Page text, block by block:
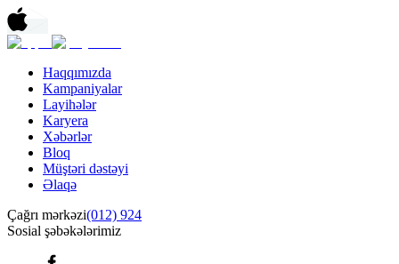
Haqqımızda
Kampaniyalar
Layihələr
Karyera
Xəbərlər
Bloq
Müştəri dəstəyi
Əlaqə
Çağrı mərkəzi(012) 924
Sosial şəbəkələrimiz